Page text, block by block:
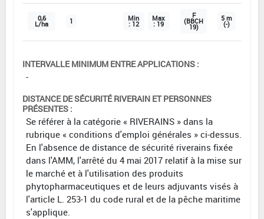
0,6
L/ha 1 Min
: 12
Max
: 19
F
(BBCH
19)
5 m
(-)
INTERVALLE MINIMUM ENTRE APPLICATIONS :
-
DISTANCE DE SÉCURITÉ RIVERAIN ET PERSONNES
PRÉSENTES :
Se référer à la catégorie « RIVERAINS » dans la
rubrique « conditions d'emploi générales » ci-dessus.
En l'absence de distance de sécurité riverains fixée
dans l'AMM, l'arrêté du 4 mai 2017 relatif à la mise sur
le marché et à l'utilisation des produits
phytopharmaceutiques et de leurs adjuvants visés à
l'article L. 253-1 du code rural et de la pêche maritime
s'applique.